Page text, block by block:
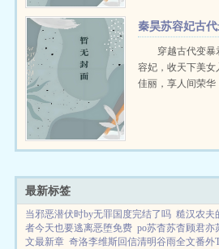
渡看着山下的寥寥
秦昊苏容妃古
强昏君最新章
穿越古代变
容妃，收天下美
佳丽，享人间荣华
最新标签
当邪恶潜伏时by无罪国度完结了吗 糙汉农夫
者今天也要逃离恶堕免费 po苏杳苏杳顾君亦
文最新章 奇洛李维斯回信清明谷雨全文番外